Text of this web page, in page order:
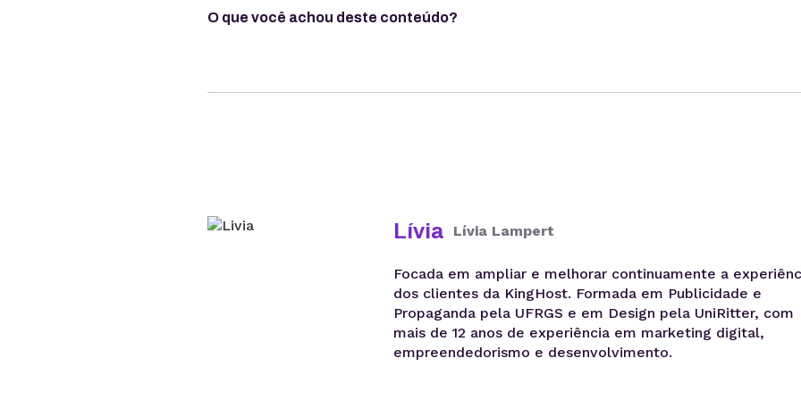
O que você achou deste conteúdo?
Lívia Lívia Lampert
Focada em ampliar e melhorar continuamente a
dos clientes da KingHost. Formada em Publicidade e
Propaganda pela UFRGS e em Design pela UniRitter, com
mais de 12 anos de experiência em marketing digital,
empreendedorismo e desenvolvimento.